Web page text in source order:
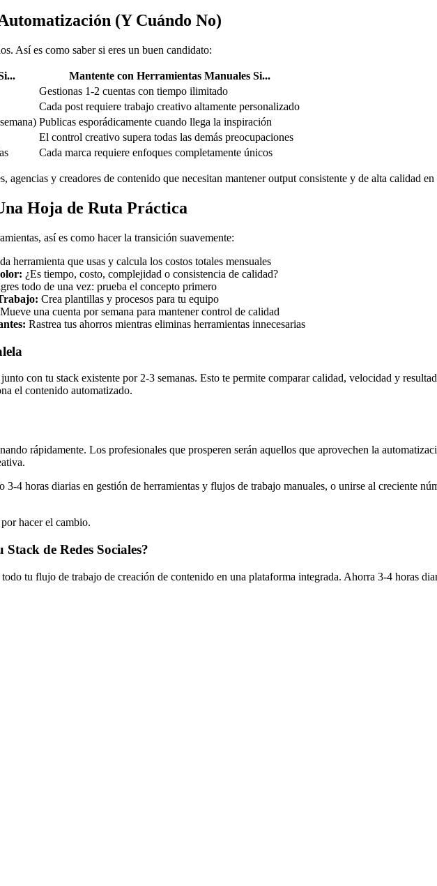
(Y Cuándo No)
Así es como saber si eres un buen candidato:
Mantente con Herramientas Manuales Si...
Gestionas 1-2 cuentas con tiempo ilimitado
Cada post requiere trabajo creativo altamente personalizado
Publicas esporádicamente cuando llega la inspiración
El control creativo supera todas las demás preocupaciones
Cada marca requiere enfoques completamente únicos
agencias y creadores de contenido que necesitan mantener output consistente y de alta calidad
Hoja de Ruta Práctica
así es como hacer la transición suavemente:
herramienta que usas y calcula los costos totales mensuales
¿Es tiempo, costo, complejidad o consistencia de calidad?
todo de una vez: prueba el concepto primero
Crea plantillas y procesos para tu equipo
Mueve una cuenta por semana para mantener control de calidad
Rastrea tus ahorros mientras eliminas herramientas innecesarias
con tu stack existente por 2-3 semanas. Esto te permite comparar calidad, velocidad y
el contenido automatizado.
rápidamente. Los profesionales que prosperen serán aquellos que aprovechen la
3-4 horas diarias en gestión de herramientas y flujos de trabajo manuales, o unirse al creciente
hacer el cambio.
de Redes Sociales?
tu flujo de trabajo de creación de contenido en una plataforma integrada. Ahorra 3-4 horas